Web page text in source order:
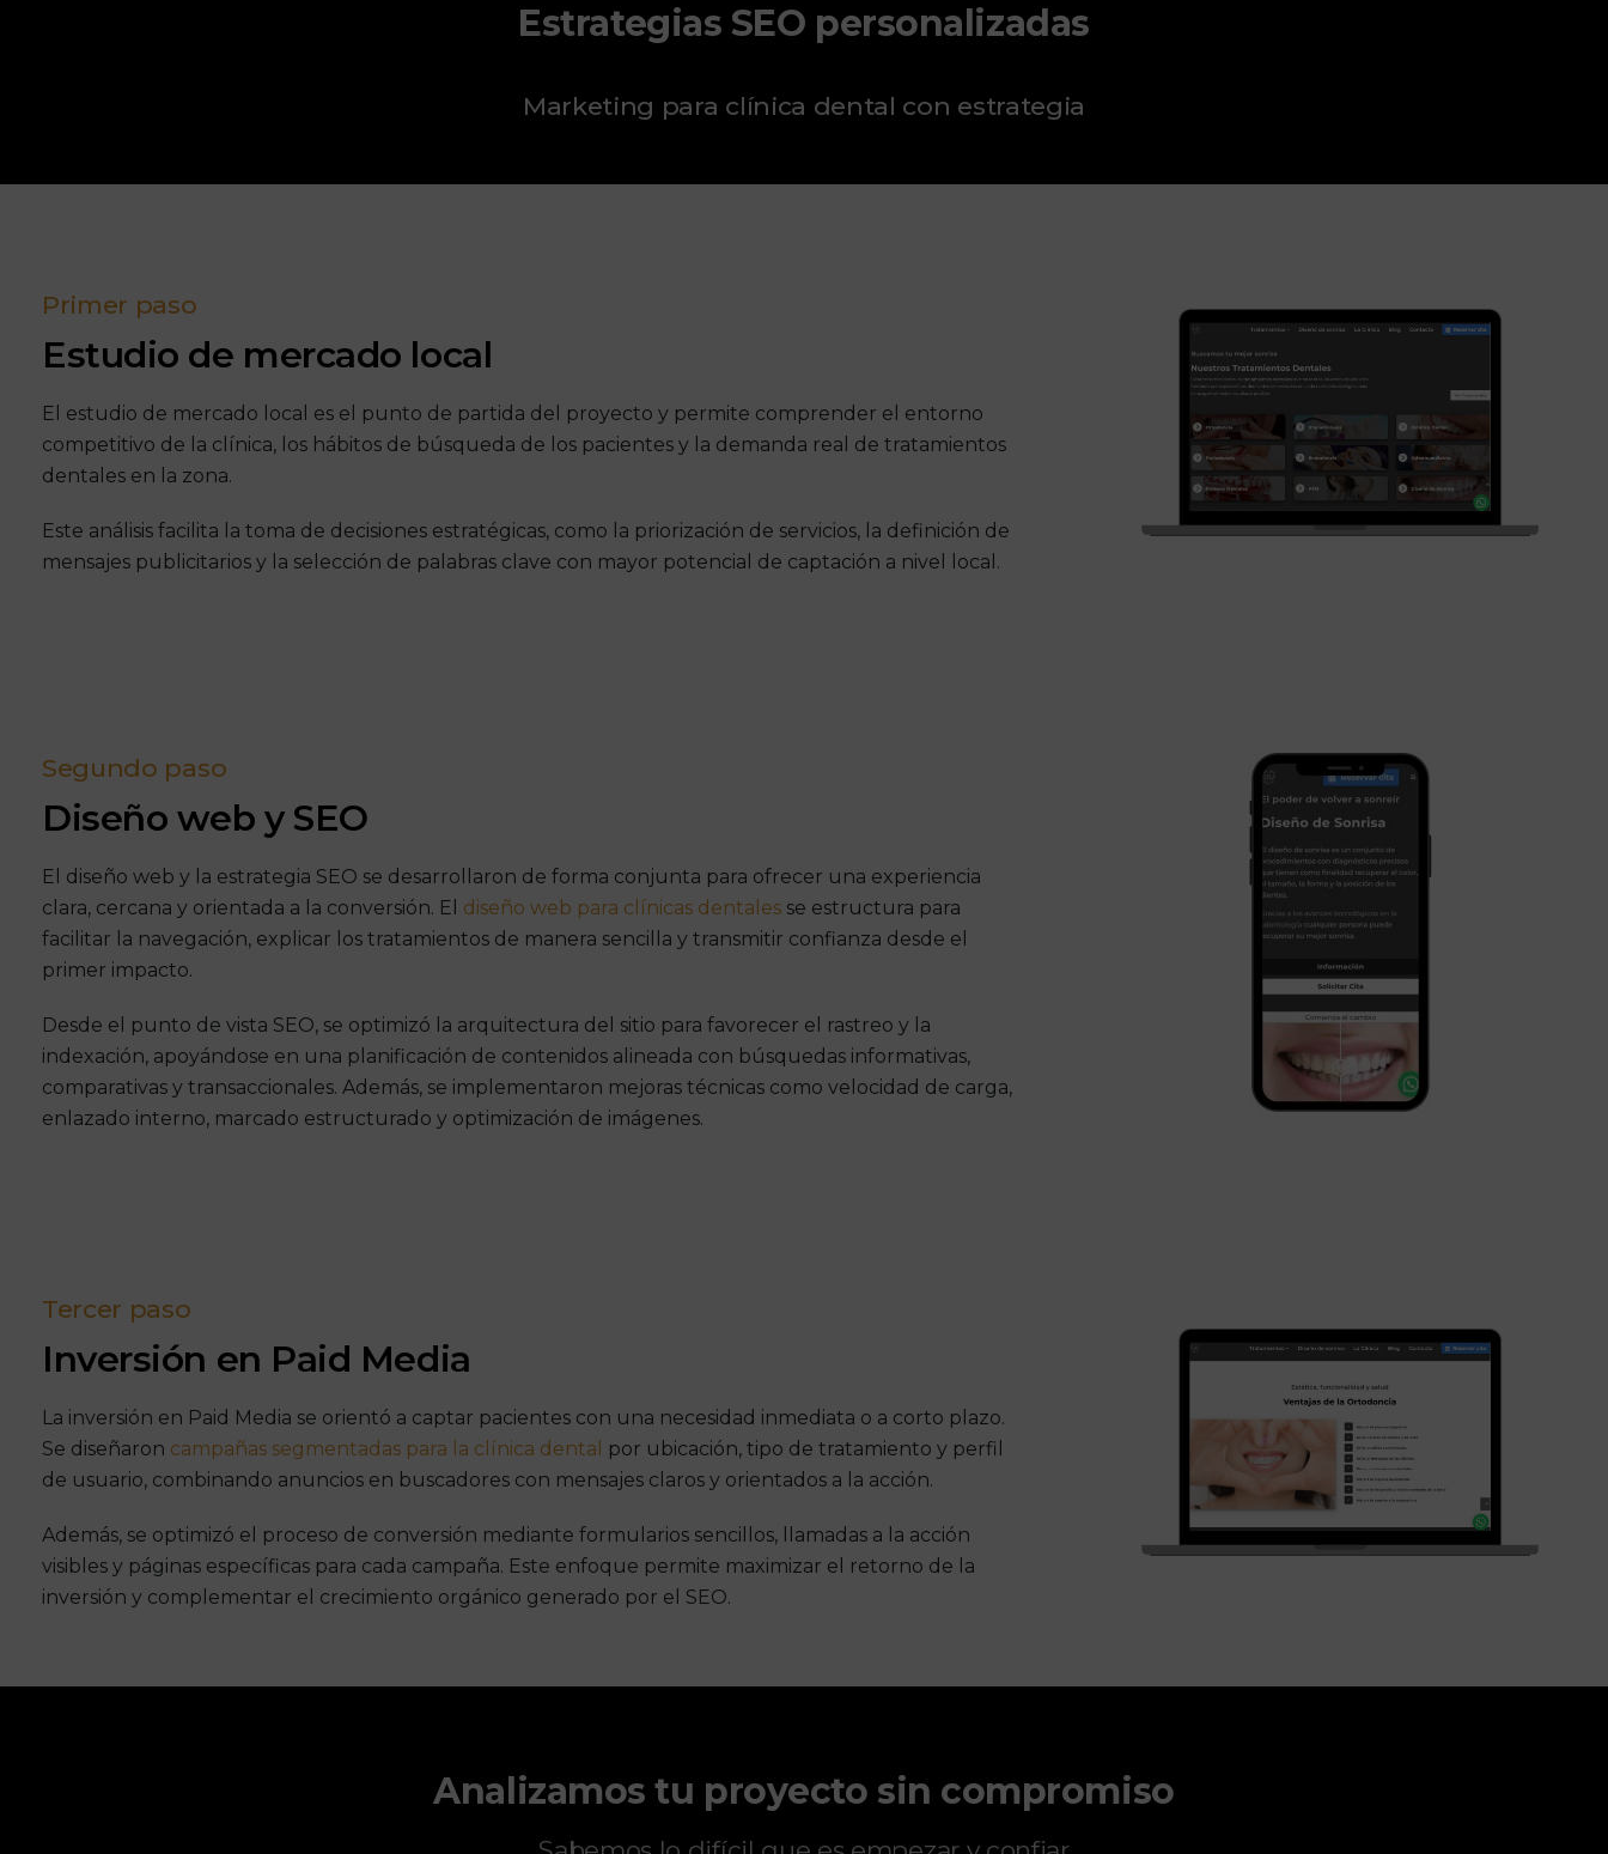
Estrategias SEO personalizadas
Marketing para clínica dental con estrategia
Primer paso
Estudio de mercado local
El estudio de mercado local es el punto de partida del proyecto y permite comprender el entorno
competitivo de la clínica, los hábitos de búsqueda de los pacientes y la demanda real de tratamientos
dentales en la zona.
Este análisis facilita la toma de decisiones estratégicas, como la priorización de servicios, la definición de
mensajes publicitarios y la selección de palabras clave con mayor potencial de captación a nivel local.
Segundo paso
Diseño web y SEO
El diseño web y la estrategia SEO se desarrollaron de forma conjunta para ofrecer una experiencia
clara, cercana y orientada a la conversión. El diseño web para clínicas dentales se estructura para
facilitar la navegación, explicar los tratamientos de manera sencilla y transmitir confianza desde el
primer impacto.
Desde el punto de vista SEO, se optimizó la arquitectura del sitio para favorecer el rastreo y la
indexación, apoyándose en una planificación de contenidos alineada con búsquedas informativas,
comparativas y transaccionales. Además, se implementaron mejoras técnicas como velocidad de carga,
enlazado interno, marcado estructurado y optimización de imágenes.
Tercer paso
Inversión en Paid Media
La inversión en Paid Media se orientó a captar pacientes con una necesidad inmediata o a corto plazo.
Se diseñaron campañas segmentadas para la clínica dental
por ubicación, tipo de tratamiento y perfil
de usuario, combinando anuncios en buscadores con mensajes claros y orientados a la acción.
Además, se optimizó el proceso de conversión mediante formularios sencillos, llamadas a la acción
visibles y páginas específicas para cada campaña. Este enfoque permite maximizar el retorno de la
inversión y complementar el crecimiento orgánico generado por el SEO.
Analizamos tu proyecto sin compromiso